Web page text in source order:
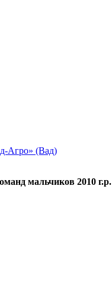
Агро» (Вад)
мальчиков 2010 г.р.